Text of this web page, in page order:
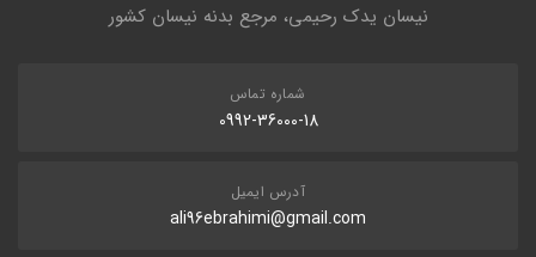
نیسان یدک رحیمی، مرجع بدنه نیسان کشور
شماره تماس
0992-36000-18
آدرس ایمیل
ali96ebrahimi@gmail.com